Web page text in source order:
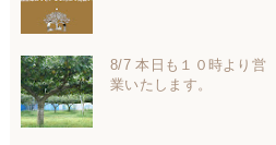
8/7 本日も１０時より営
業いたします。